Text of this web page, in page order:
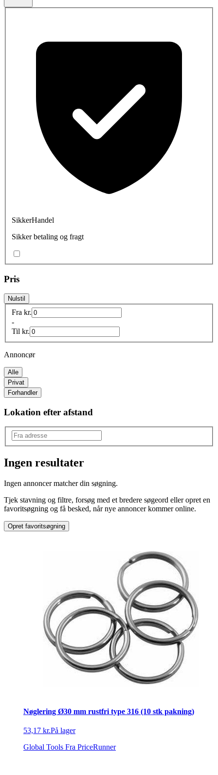
SikkerHandel
Sikker betaling og fragt
Pris
Nulstil
Fra kr.
-
Til kr.
Annoncør
Alle
Privat
Forhandler
Lokation efter afstand
Anden type
Ingen resultater
Ingen annoncer matcher din søgning.
Tjek stavning og filtre, forsøg med et bredere søgeord eller opret en
favoritsøgning og få besked, når nye annoncer kommer online.
Opret favoritsøgning
Nøglering Ø30 mm rustfri type 316 (10 stk pakning)
53,17 kr.På lager
Global Tools Fra PriceRunner